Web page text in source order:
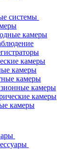
системы
камеры
камеры
камеры
камеры
камеры
камеры
камеры